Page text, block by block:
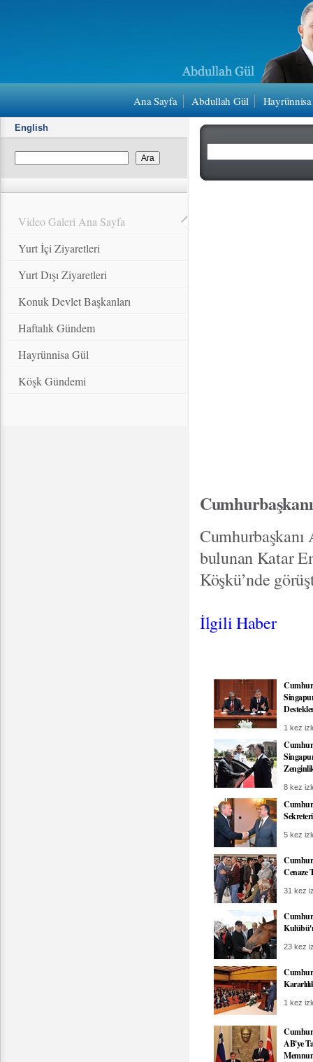
Ana Sayfa Abdullah Gül
English
Video Galeri Ana Sayfa
Yurt İçi Ziyaretleri
Yurt Dışı Ziyaretleri
Konuk Devlet Başkanları
Haftalık Gündem
Hayrünnisa Gül
Köşk Gündemi
bulunan Katar
Köşkü’nde
İlgili Haber
1 kez
8 kez
5 kez
Cenaze
31 kez
23 kez
1 kez
AB'ye